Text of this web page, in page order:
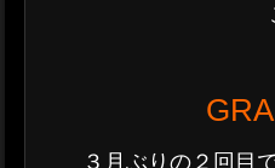
３月ぶりの２回目